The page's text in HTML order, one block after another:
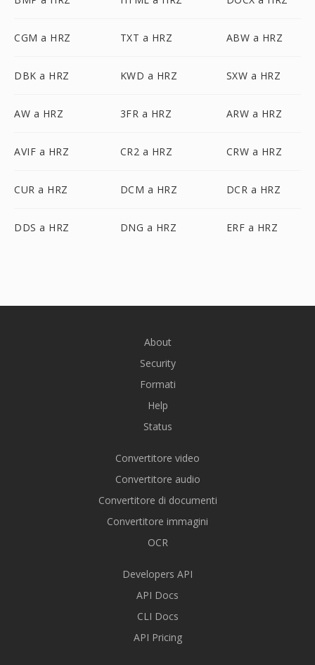
CGM a HRZ TXT a HRZ ABW a HRZ
DBK a HRZ KWD a HRZ SXW a HRZ
AW a HRZ 3FR a HRZ ARW a HRZ
AVIF a HRZ CR2 a HRZ CRW a HRZ
CUR a HRZ DCM a HRZ DCR a HRZ
DDS a HRZ DNG a HRZ ERF a HRZ
About
Security
Formati
Help
Status
Convertitore video
Convertitore audio
Convertitore di documenti
Convertitore immagini
OCR
Developers API
API Docs
CLI Docs
API Pricing